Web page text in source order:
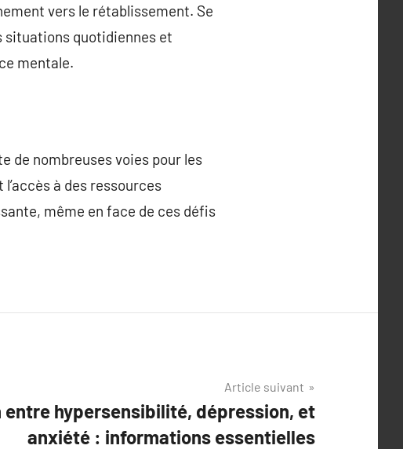
vers le rétablissement. Se
quotidiennes et
mentale.
de nombreuses voies pour les
à des ressources
même en face de ces défis
Article suivant
entre hypersensibilité, dépression, et
anxiété : informations essentielles